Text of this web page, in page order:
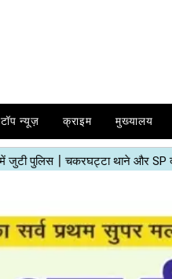
टॉप न्यूज़ क्राइम मुख्यालय